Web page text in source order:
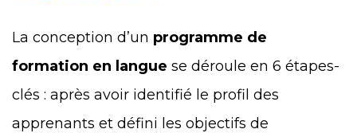
La conception d’un programme de
formation en langue se déroule en 6 étapes-
clés : après avoir identifié le profil des
apprenants et défini les objectifs de